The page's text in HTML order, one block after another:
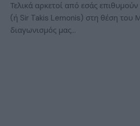
Τελικά αρκετοί από εσάς
(ή Sir Takis Lemonis) στη θέση του
διαγωνισμός μας…